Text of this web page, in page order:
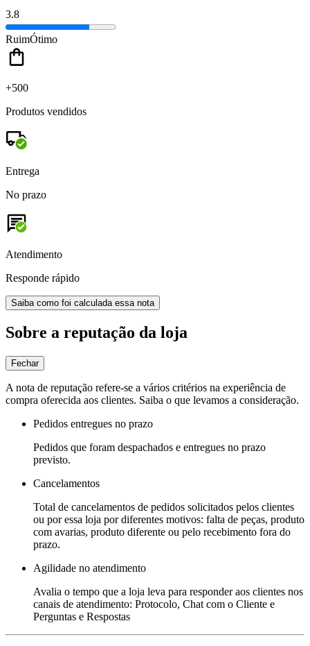
3.8
RuimÓtimo
+500
Produtos vendidos
Entrega
No prazo
Atendimento
Responde rápido
Saiba como foi calculada essa nota
Sobre a reputação da loja
Fechar
A nota de reputação refere-se a vários critérios na experiência de
compra oferecida aos clientes. Saiba o que levamos a consideração.
Pedidos entregues no prazo
Pedidos que foram despachados e entregues no prazo
previsto.
Cancelamentos
Total de cancelamentos de pedidos solicitados pelos clientes
ou por essa loja por diferentes motivos: falta de peças, produto
com avarias, produto diferente ou pelo recebimento fora do
prazo.
Agilidade no atendimento
Avalia o tempo que a loja leva para responder aos clientes nos
canais de atendimento: Protocolo, Chat com o Cliente e
Perguntas e Respostas